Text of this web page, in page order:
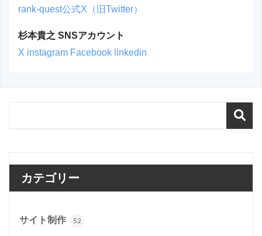
rank-quest公式X（旧Twitter）
杉本貴之 SNSアカウント
X instagram Facebook linkedin
カテゴリー
サイト制作 52